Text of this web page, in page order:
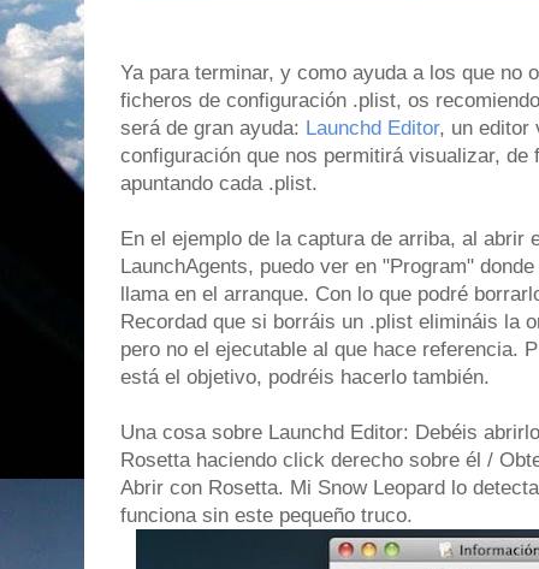
Ya para terminar, y como ayuda a los que no
ficheros de configuración .plist, os
será de gran ayuda: Launchd Editor, un editor
configuración que nos permitirá visualizar, de
apuntando cada .plist.
En el ejemplo de la captura de arriba, al abrir
LaunchAgents, puedo ver en "Program"
llama en el arranque. Con lo que podré
Recordad que si borráis un .plist elimináis la
pero no el ejecutable al que hace referencia.
está el objetivo, podréis hacerlo también.
Una cosa sobre Launchd Editor: Debéis
Rosetta haciendo click derecho sobre él /
Abrir con Rosetta. Mi Snow Leopard lo
funciona sin este pequeño truco.